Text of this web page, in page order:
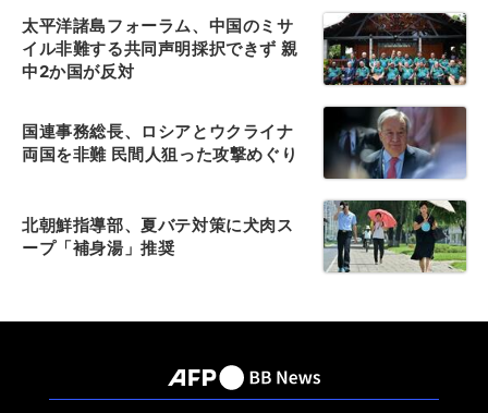
太平洋諸島フォーラム、中国のミサ
イル非難する共同声明採択できず 親
中2か国が反対
国連事務総長、ロシアとウクライナ
両国を非難 民間人狙った攻撃めぐり
北朝鮮指導部、夏バテ対策に犬肉ス
ープ「補身湯」推奨